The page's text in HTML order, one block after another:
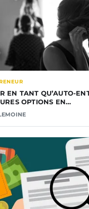
EN TANT QU’AUTO-
OPTIONS EN…